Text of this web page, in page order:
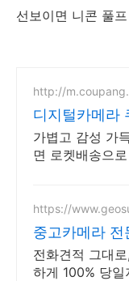
선보이면 니콘 풀
http://
디지털카메라
30일 반품
가볍고 감성 가
면 로켓배송으
간을 기록하세
https://
중고카메라
투명거래 최
전화견적 그대
하게 100% 당일